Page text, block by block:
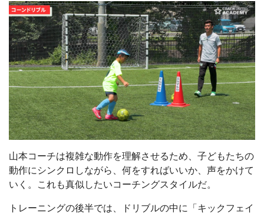
山本コーチは複雑な動作を理解させるため、子どもたちの
動作にシンクロしながら、何をすればいいか、声をかけて
いく。これも真似したいコーチングスタイルだ。
トレーニングの後半では、ドリブルの中に「キックフェイ